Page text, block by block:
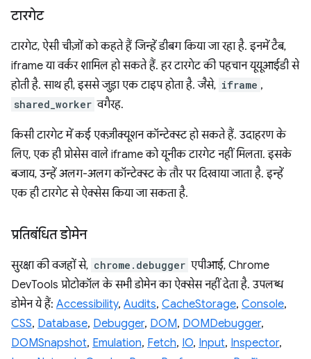
टारगेट
टारगेट, ऐसी चीज़ों को कहते हैं जिन्हें डीबग किया जा रहा है. इनमें टैब,
iframe या वर्कर शामिल हो सकते हैं. हर टारगेट की पहचान यूयूआईडी से
होती है. साथ ही, इससे जुड़ा एक टाइप होता है. जैसे, iframe ,
shared_worker वगैरह.
किसी टारगेट में कई एक्ज़ीक्यूशन कॉन्टेक्स्ट हो सकते हैं. उदाहरण के
लिए, एक ही प्रोसेस वाले iframe को यूनीक टारगेट नहीं मिलता. इसके
बजाय, उन्हें अलग-अलग कॉन्टेक्स्ट के तौर पर दिखाया जाता है. इन्हें
एक ही टारगेट से ऐक्सेस किया जा सकता है.
प्रतिबंधित डोमेन
सुरक्षा की वजहों से, chrome.debugger एपीआई, Chrome
DevTools प्रोटोकॉल के सभी डोमेन का ऐक्सेस नहीं देता है. उपलब्ध
डोमेन ये हैं: Accessibility, Audits, CacheStorage, Console,
CSS, Database, Debugger, DOM, DOMDebugger,
DOMSnapshot, Emulation, Fetch, IO, Input, Inspector,